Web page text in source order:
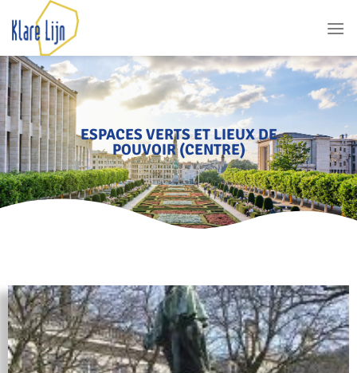
ESPACES VERTS ET LIEUX DE
POUVOIR (CENTRE)